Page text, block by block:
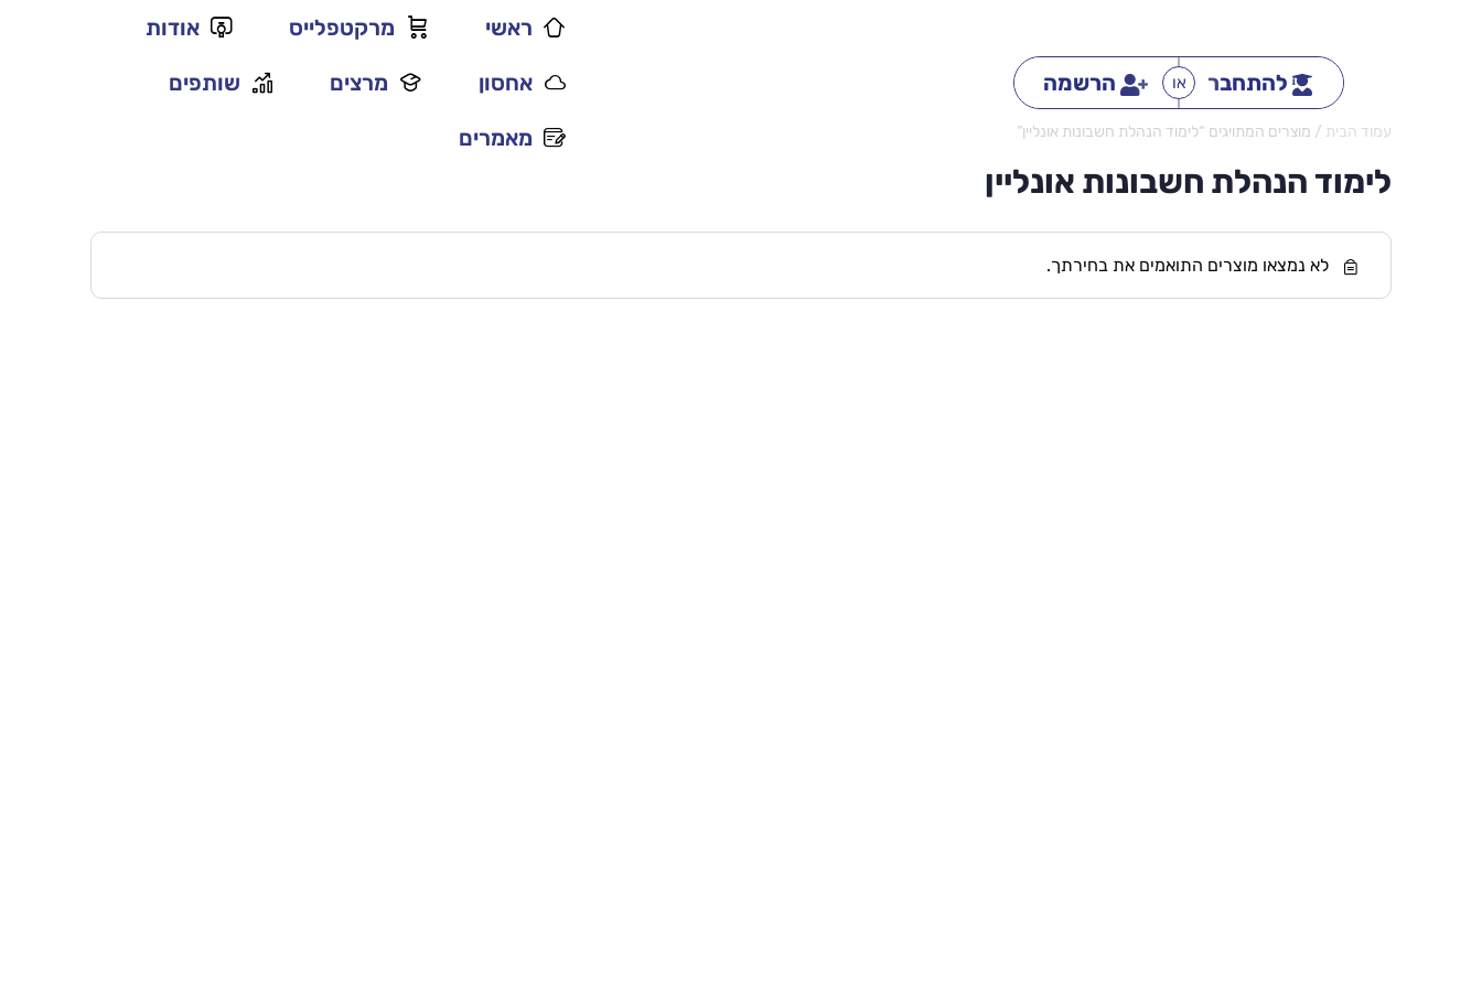
להתחבר או הרשמה
ראשי מרקטפלייס אודות
אחסון מרצים שותפים
מאמרים עמוד הבית / מוצרים המתויגים “לימוד הנהלת חשבונות אונליין”
לימוד הנהלת חשבונות אונליין
לא נמצאו מוצרים התואמים את בחירתך.